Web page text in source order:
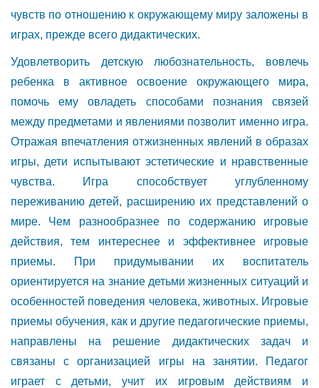
чувств по отношению к окружающему миру заложены в
играх, прежде всего дидактических.
Удовлетворить детскую любознательность, вовлечь
ребенка в активное освоение окружающего мира,
помочь ему овладеть способами познания связей
между предметами и явлениями позволит именно игра.
Отражая впечатления отжизненных явлений в образах
игры, дети испытывают эстетические и нравственные
чувства. Игра способствует углубленному
переживанию детей, расширению их представлений о
мире. Чем разнообразнее по содержанию игровые
действия, тем интереснее и эффективнее игровые
приемы. При придумывании их воспитатель
ориентируется на знание детьми жизненных ситуаций и
особенностей поведения человека, животных. Игровые
приемы обучения, как и другие педагогические приемы,
направлены на решение дидактических задач и
связаны с организацией игры на занятии. Педагог
играет с детьми, учит их игровым действиям и